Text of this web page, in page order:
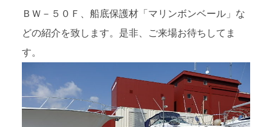
ＢＷ－５０Ｆ、船底保護材「マリンボンベール」な
どの紹介を致します。是非、ご来場お待ちしてま
す。